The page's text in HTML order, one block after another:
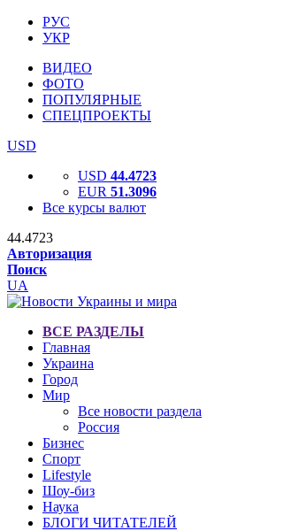
РУС
УКР
ВИДЕО
ФОТО
ПОПУЛЯРНЫЕ
СПЕЦПРОЕКТЫ
USD
USD 44.4723
EUR 51.3096
Все курсы валют
44.4723
Авторизация
Поиск
UA
ВСЕ РАЗДЕЛЫ
Главная
Украина
Город
Мир
Все новости раздела
Россия
Бизнес
Спорт
Lifestyle
Шоу-биз
Наука
БЛОГИ ЧИТАТЕЛЕЙ